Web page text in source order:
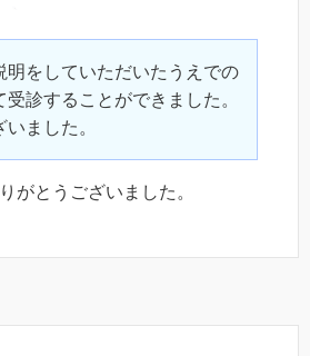
明をしていただいたうえでの
診することができました。
ました。
がとうございました。